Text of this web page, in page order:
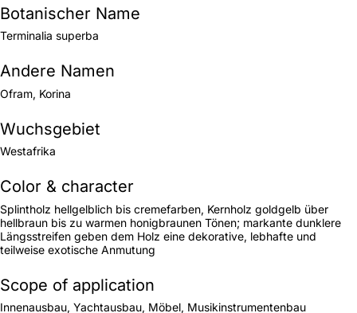
Botanischer Name
Terminalia superba
Andere Namen
Ofram, Korina
Wuchsgebiet
Westafrika
Color & character
Splintholz hellgelblich bis cremefarben, Kernholz goldgelb über
hellbraun bis zu warmen honigbraunen Tönen; markante dunklere
Längsstreifen geben dem Holz eine dekorative, lebhafte und
teilweise exotische Anmutung
Scope of application
Innenausbau, Yachtausbau, Möbel, Musikinstrumentenbau